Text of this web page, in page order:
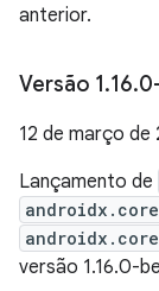
anterior.
Versão 1.16.
12 de março de
Lançamento de
versão 1.16.0-